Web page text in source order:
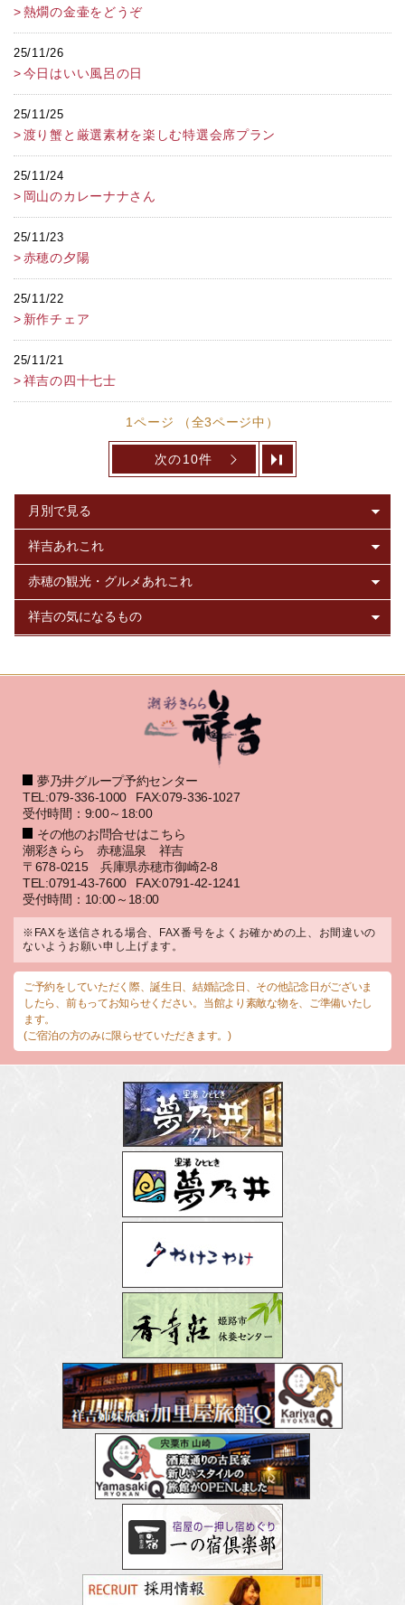
熱燗の金壷をどうぞ
25/11/26
今日はいい風呂の日
25/11/25
渡り蟹と厳選素材を楽しむ特選会席プラン
25/11/24
岡山のカレーナナさん
25/11/23
赤穂の夕陽
25/11/22
新作チェア
25/11/21
祥吉の四十七士
1ページ （全3ページ中）
次の10件
夢乃井グループ予約センター
TEL:079-336-1000
FAX:079-336-1027
受付時間：9:00～18:00
その他のお問合せはこちら
潮彩きらら 赤穂温泉 祥吉
〒678-0215 兵庫県赤穂市御崎2-8
TEL:0791-43-7600
FAX:0791-42-1241
受付時間：10:00～18:00
※FAXを送信される場合、FAX番号をよくお確かめの上、お間違いの
ないようお願い申し上げます。
ご予約をしていただく際、誕生日、結婚記念日、その他記念日がございま
したら、前もってお知らせください。当館より素敵な物を、ご準備いたし
ます。
(ご宿泊の方のみに限らせていただきます。)